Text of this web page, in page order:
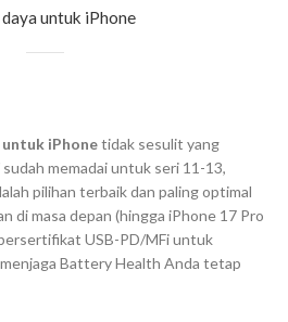
untuk iPhone
iPhonetidak sesulit yang
memadai untuk seri 11-13,
pilihan terbaik dan paling optimal
di masa depan (hingga iPhone 17 Pro
USB-PD/MFi untuk
Battery Health Anda tetap